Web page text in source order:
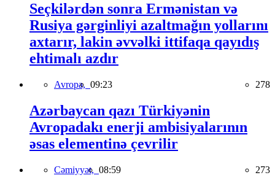
Seçkilərdən sonra Ermənistan və
Rusiya gərginliyi azaltmağın yollarını
axtarır, lakin əvvəlki ittifaqa qayıdış
ehtimalı azdır
Avropa, 09:23 278
Azərbaycan qazı Türkiyənin
Avropadakı enerji ambisiyalarının
əsas elementinə çevrilir
Cəmiyyət, 08:59 273